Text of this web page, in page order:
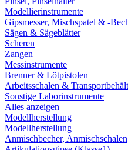
Modellierinstrumente
Gipsmesser, Mischspatel & -
Sägen & Sägeblätter
Scheren
Zangen
Messinstrumente
Brenner & Lötpistolen
Arbeitsschalen &
Sonstige Laborinstrumente
Alles anzeigen
Modellherstellung
Modellherstellung
Anmischbecher, Anmischschalen